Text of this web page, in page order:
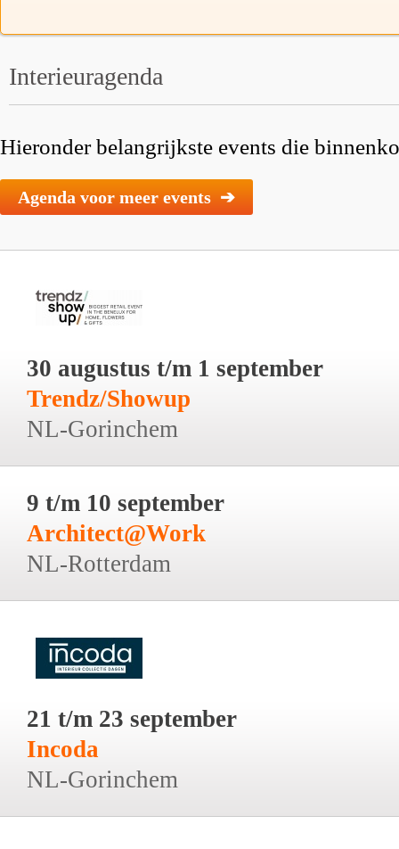
Interieuragenda
Hieronder belangrijkste events die
Agenda voor meer events ➔
30 augustus t/m 1 september
Trendz/Showup
NL-Gorinchem
9 t/m 10 september
Architect@Work
NL-Rotterdam
21 t/m 23 september
Incoda
NL-Gorinchem